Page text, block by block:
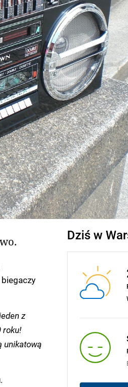
z
roku!
unikatową
Dziś w